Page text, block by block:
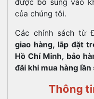
của chúng tôi.
Các chính sách từ
giao hàng, lắp đặt
Hồ Chí Minh, bảo
đãi khi mua hàng lần
Thông